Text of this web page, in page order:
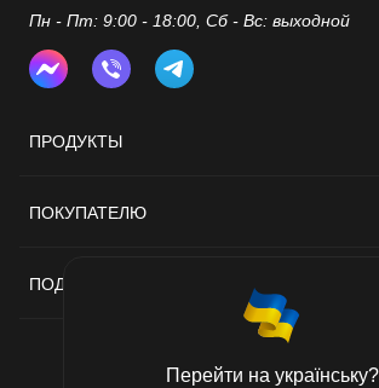
Перейти на українську?
ПРОДУКТЫ
ПОКУПАТЕЛЮ
ПОДДЕРЖКА
Пн - Пт: 9:00 - 18:00, Сб - Вс: выходной